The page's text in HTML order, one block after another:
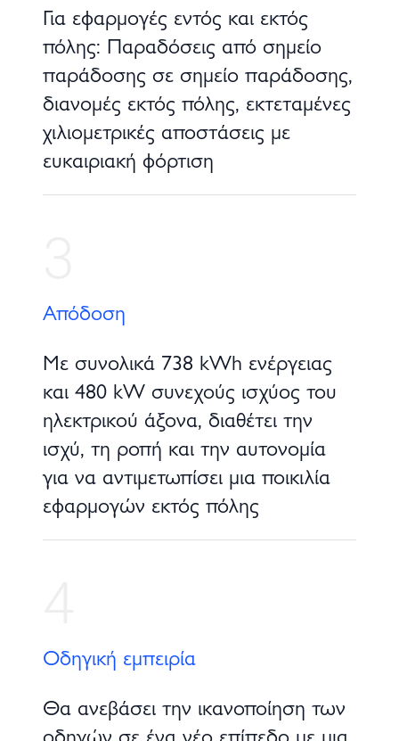
Για εφαρμογές εντός και εκτός
πόλης: Παραδόσεις από σημείο
παράδοσης σε σημείο παράδοσης,
διανομές εκτός πόλης, εκτεταμένες
χιλιομετρικές αποστάσεις με
ευκαιριακή φόρτιση
Απόδοση
Με συνολικά 738 kWh ενέργειας
και 480 kW συνεχούς ισχύος του
ηλεκτρικού άξονα, διαθέτει την
ισχύ, τη ροπή και την αυτονομία
για να αντιμετωπίσει μια ποικιλία
εφαρμογών εκτός πόλης
Οδηγική εμπειρία
Θα ανεβάσει την ικανοποίηση των
οδηγών σε ένα νέο επίπεδο με μια